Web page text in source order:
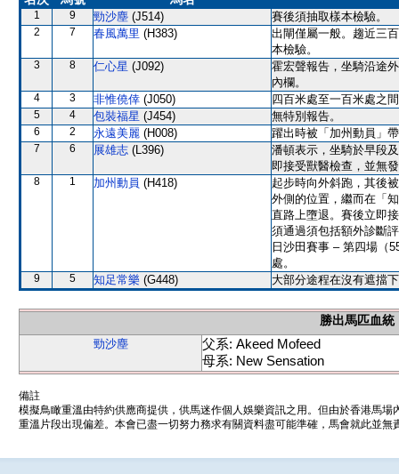
1 9 勁沙塵 (J514) 賽後須抽取樣本檢驗。
2 7 春風萬里 (H383)
出閘僅屬一般。趨近三
本檢驗。
3 8 仁心星 (J092)
霍宏聲報告，坐騎沿途
內欄。
4 3 非惟僥倖 (J050) 四百米處至一百米處之
5 4 包裝福星 (J454) 無特別報告。
6 2 永遠美麗 (H008) 躍出時被「加州動員」
7 6 展雄志 (L396)
潘頓表示，坐騎於早段
即接受獸醫檢查，並無
8 1 加州動員 (H418)
起步時向外斜跑，其後
外側的位置，繼而在「
直路上墮退。賽後立即
須通過須包括額外診斷
日沙田賽事 – 第四場（
處。
9 5 知足常樂 (G448) 大部分途程在沒有遮擋
勝出馬匹血統
勁沙塵
父系: Akeed Mofeed
母系: New Sensation
備註
模擬鳥瞰重溫由特約供應商提供，供馬迷作個人娛樂資訊之用。但由於香港馬
重溫片段出現偏差。本會已盡一切努力務求有關資料盡可能準確，馬會就此並